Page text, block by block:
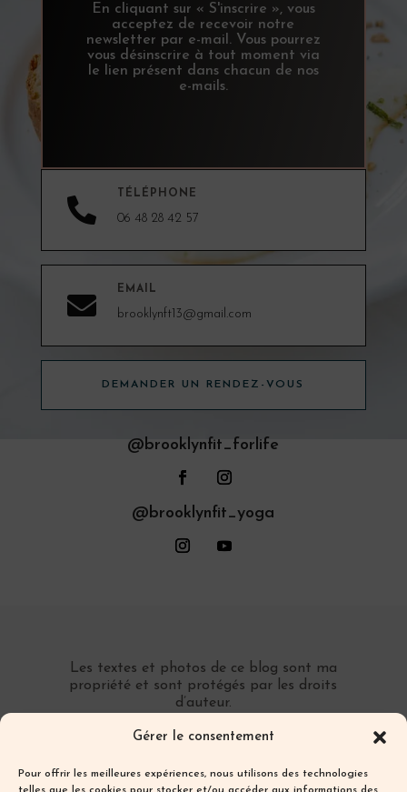
Gérer le consentement
Pour offrir les meilleures expériences, nous utilisons des technologies
En cliquant sur « S'inscrire », vous
acceptez de recevoir notre
newsletter par e-mail. Vous pourrez
vous désinscrire à tout moment via
le lien présent dans chacun de nos
e-mails.

TÉLÉPHONE
06 48 28 42 57

EMAIL
brooklynft13@gmail.com
DEMANDER UN RENDEZ-VOUS
@brooklynfit_forlife
@brooklynfit_yoga
Les textes et photos de ce blog sont ma
propriété et sont protégés par les droits
d’auteur.
Toute reproduction partielle ou totale sans